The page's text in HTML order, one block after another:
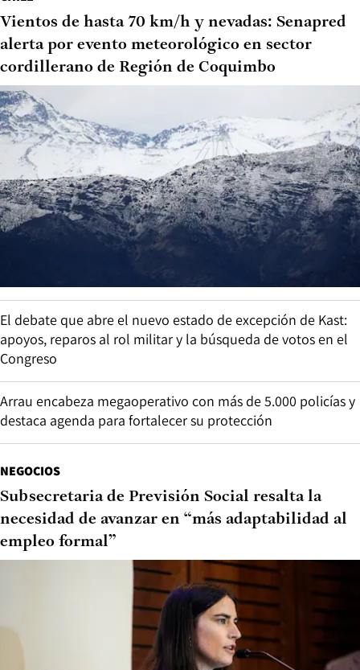
Vientos de hasta 70 km/h y nevadas: Senapred
alerta por evento meteorológico en sector
cordillerano de Región de Coquimbo
El debate que abre el nuevo estado de excepción de Kast:
apoyos, reparos al rol militar y la búsqueda de votos en el
Congreso
Arrau encabeza megaoperativo con más de 5.000 policías y
destaca agenda para fortalecer su protección
NEGOCIOS
Subsecretaria de Previsión Social resalta la
necesidad de avanzar en “más adaptabilidad al
empleo formal”